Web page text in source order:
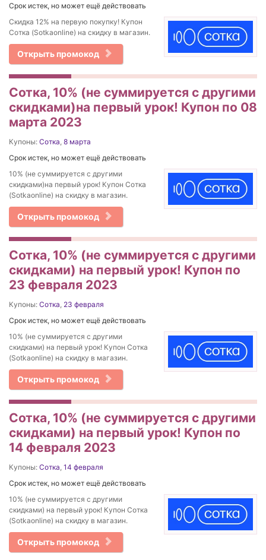
Срок истек, но может ещё действовать
Скидка 12% на первую покупку! Купон
Сотка (Sotkaonline) на скидку в магазин.
Открыть промокод
Сотка, 10% (не суммируется с другими
скидками)на первый урок! Купон по 08
марта 2023
Купоны: Сотка 8 марта
Срок истек, но может ещё действовать
10% (не суммируется с другими
скидками)на первый урок! Купон Сотка
(Sotkaonline) на скидку в магазин.
Открыть промокод
Сотка, 10% (не суммируется с другими
скидками) на первый урок! Купон по
23 февраля 2023
Купоны: Сотка 23 февраля
Срок истек, но может ещё действовать
10% (не суммируется с другими
скидками) на первый урок! Купон Сотка
(Sotkaonline) на скидку в магазин.
Открыть промокод
Сотка, 10% (не суммируется с другими
скидками) на первый урок! Купон по
14 февраля 2023
Купоны: Сотка 14 февраля
Срок истек, но может ещё действовать
10% (не суммируется с другими
скидками) на первый урок! Купон Сотка
(Sotkaonline) на скидку в магазин.
Открыть промокод